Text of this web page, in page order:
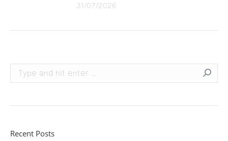
31/07/2026
Search:
Recent Posts